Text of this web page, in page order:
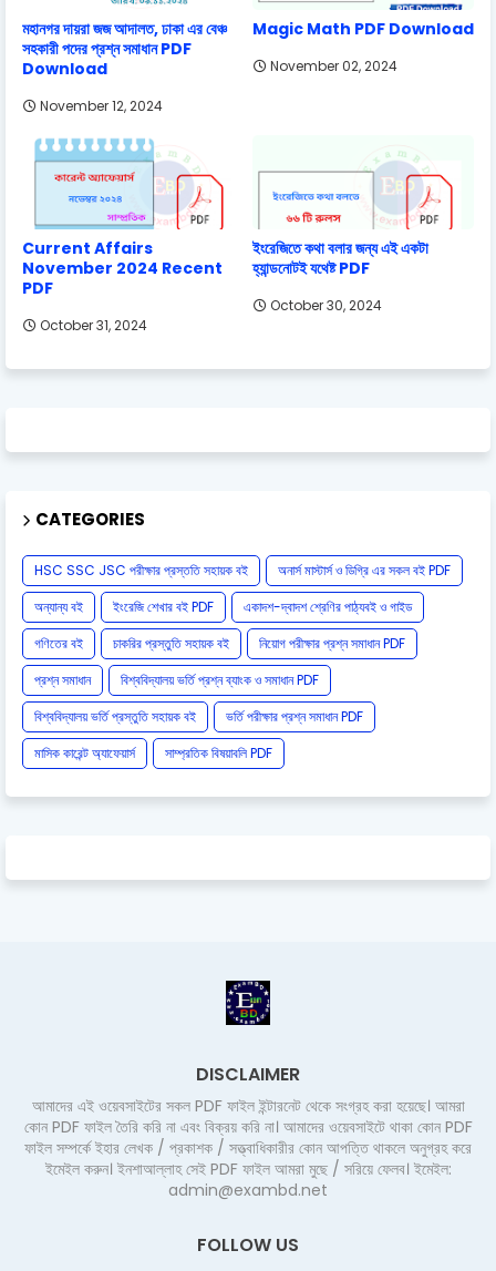
মহানগর দায়রা জজ আদালত, ঢাকা এর বেঞ্চ
সহকারী পদের প্রশ্ন সমাধান PDF
Download
November 12, 2024
Magic Math PDF Download
November 02, 2024
Current Affairs
November 2024 Recent
PDF
October 31, 2024
ইংরেজিতে কথা বলার জন্য এই একটা
হ্যান্ডনোটই যথেষ্ট PDF
October 30, 2024
CATEGORIES
HSC SSC JSC পরীক্ষার প্রস্ততি সহায়ক বই
অনার্স মাস্টার্স ও ডিগ্রি এর সকল বই PDF
অন্যান্য বই
ইংরেজি শেখার বই PDF
একাদশ-দ্বাদশ শ্রেণির পাঠ্যবই ও গাইড
গণিতের বই
চাকরির প্রস্তুতি সহায়ক বই
নিয়োগ পরীক্ষার প্রশ্ন সমাধান PDF
প্রশ্ন সমাধান
বিশ্ববিদ্যালয় ভর্তি প্রশ্ন ব্যাংক ও সমাধান PDF
বিশ্ববিদ্যালয় ভর্তি প্রস্তুতি সহায়ক বই
ভর্তি পরীক্ষার প্রশ্ন সমাধান PDF
মাসিক কারেন্ট অ্যাফেয়ার্স
সাম্প্রতিক বিষয়াবলি PDF
DISCLAIMER
আমাদের এই ওয়েবসাইটের সকল PDF ফাইল ইন্টারনেট থেকে সংগ্রহ করা হয়েছে। আমরা
কোন PDF ফাইল তৈরি করি না এবং বিক্রয় করি না। আমাদের ওয়েবসাইটে থাকা কোন PDF
ফাইল সম্পর্কে ইহার লেখক / প্রকাশক / সত্ত্বাধিকারীর কোন আপত্তি থাকলে অনুগ্রহ করে
ইমেইল করুন। ইনশাআল্লাহ সেই PDF ফাইল আমরা মুছে / সরিয়ে ফেলব। ইমেইল:
admin@exambd.net
FOLLOW US